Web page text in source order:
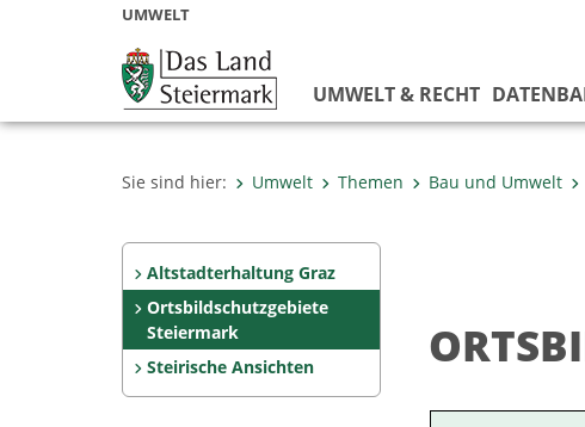
UMWELT
UMWELT & RECHT
Sie sind hier: Umwelt Themen Bau und Umwelt
Altstadterhaltung Graz
Ortsbildschutzgebiete
Steiermark
Steirische Ansichten